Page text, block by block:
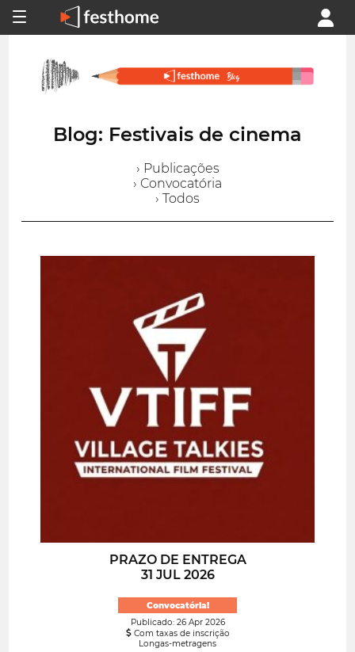
Blog: Festivais de cinema
› Publicações
› Convocatória
› Todos
PRAZO DE ENTREGA
31 JUL 2026
Convocatória!
Publicado: 26 Apr 2026
Com taxas de inscrição
Longas-metragens